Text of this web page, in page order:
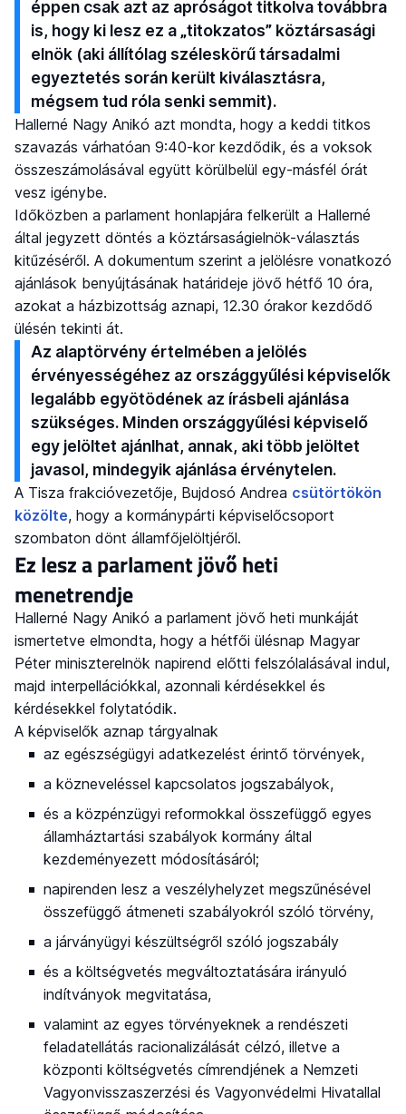
éppen csak azt az apróságot titkolva továbbra
is, hogy ki lesz ez a „titokzatos” köztársasági
elnök (aki állítólag széleskörű társadalmi
egyeztetés során került kiválasztásra,
mégsem tud róla senki semmit).
Hallerné Nagy Anikó azt mondta, hogy a keddi titkos
szavazás várhatóan 9:40-kor kezdődik, és a voksok
összeszámolásával együtt körülbelül egy-másfél órát
vesz igénybe.
Időközben a parlament honlapjára felkerült a Hallerné
által jegyzett döntés a köztársaságielnök-választás
kitűzéséről. A dokumentum szerint a jelölésre vonatkozó
ajánlások benyújtásának határideje jövő hétfő 10 óra,
azokat a házbizottság aznapi, 12.30 órakor kezdődő
ülésén tekinti át.
Az alaptörvény értelmében a jelölés
érvényességéhez az országgyűlési képviselők
legalább egyötödének az írásbeli ajánlása
szükséges. Minden országgyűlési képviselő
egy jelöltet ajánlhat, annak, aki több jelöltet
javasol, mindegyik ajánlása érvénytelen.
A Tisza frakcióvezetője, Bujdosó Andrea csütörtökön
közölte, hogy a kormánypárti képviselőcsoport
szombaton dönt államfőjelöltjéről.
Ez lesz a parlament jövő heti
menetrendje
Hallerné Nagy Anikó a parlament jövő heti munkáját
ismertetve elmondta, hogy a hétfői ülésnap Magyar
Péter miniszterelnök napirend előtti felszólalásával indul,
majd interpellációkkal, azonnali kérdésekkel és
kérdésekkel folytatódik.
A képviselők aznap tárgyalnak
az egészségügyi adatkezelést érintő törvények,
a közneveléssel kapcsolatos jogszabályok,
és a közpénzügyi reformokkal összefüggő egyes
államháztartási szabályok kormány által
kezdeményezett módosításáról;
napirenden lesz a veszélyhelyzet megszűnésével
összefüggő átmeneti szabályokról szóló törvény,
a járványügyi készültségről szóló jogszabály
és a költségvetés megváltoztatására irányuló
indítványok megvitatása,
valamint az egyes törvényeknek a rendészeti
feladatellátás racionalizálását célzó, illetve a
központi költségvetés címrendjének a Nemzeti
Vagyonvisszaszerzési és Vagyonvédelmi Hivatallal